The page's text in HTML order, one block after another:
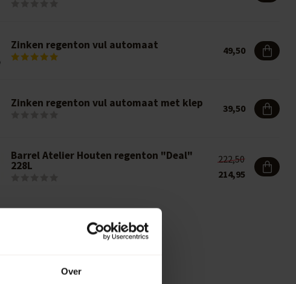
Over
Zinken regenton vul automaat 49,50
Zinken regenton vul automaat met klep 39,50
Barrel Atelier Houten regenton "Deal"
228L
222,50
214,95